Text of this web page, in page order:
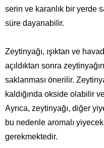
serin ve karanlık bir yerde
süre dayanabilir.
Zeytinyağı, ışıktan ve
açıldıktan sonra
saklanması önerilir.
kaldığında okside olabilir
Ayrıca, zeytinyağı, diğer
bu nedenle aromalı
gerekmektedir.